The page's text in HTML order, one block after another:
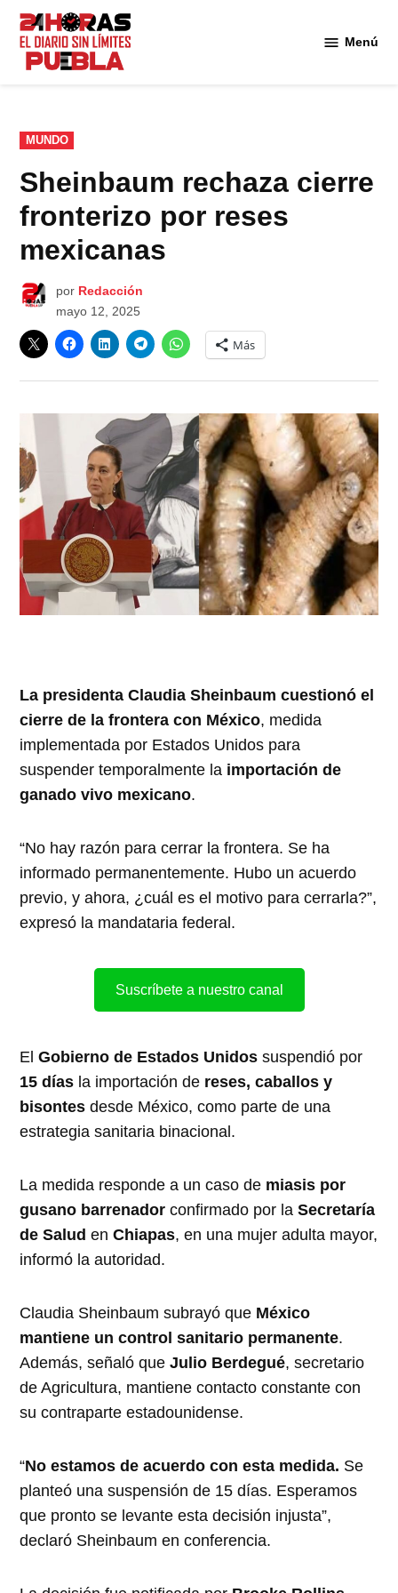
Saltar
contenido
Menú
PUBLICADO
EN
MUNDO
Sheinbaum rechaza cierre
fronterizo por reses
mexicanas
por Redacción
mayo 12, 2025
Más
La presidenta Claudia Sheinbaum cuestionó el
cierre de la frontera con México, medida
implementada por Estados Unidos para
suspender temporalmente la importación de
ganado vivo mexicano.
“No hay razón para cerrar la frontera. Se ha
informado permanentemente. Hubo un acuerdo
previo, y ahora, ¿cuál es el motivo para cerrarla?”,
expresó la mandataria federal.
Suscríbete a nuestro canal
ElGobierno de Estados Unidos suspendió por
15 días la importación de reses, caballos y
bisontes desde México, como parte de una
estrategia sanitaria binacional.
La medida responde a un caso de miasis por
gusano barrenador confirmado por laSecretaría
de Salud enChiapas, en una mujer adulta mayor,
informó la autoridad.
Claudia Sheinbaum subrayó que México
mantiene un control sanitario permanente.
Además, señaló queJulio Berdegué, secretario
de Agricultura, mantiene contacto constante con
su contraparte estadounidense.
“No estamos de acuerdo con esta medida. Se
planteó una suspensión de 15 días. Esperamos
que pronto se levante esta decisión injusta”,
declaró Sheinbaum en conferencia.